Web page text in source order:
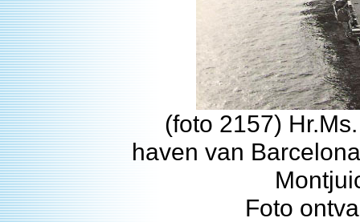
(foto 2157)
haven van
Foto